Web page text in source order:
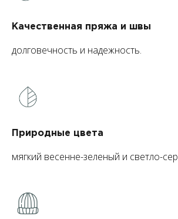
Качественная пряжа и швы
долговечность и надежность.
Природные цвета
мягкий весенне-зеленый и светло-